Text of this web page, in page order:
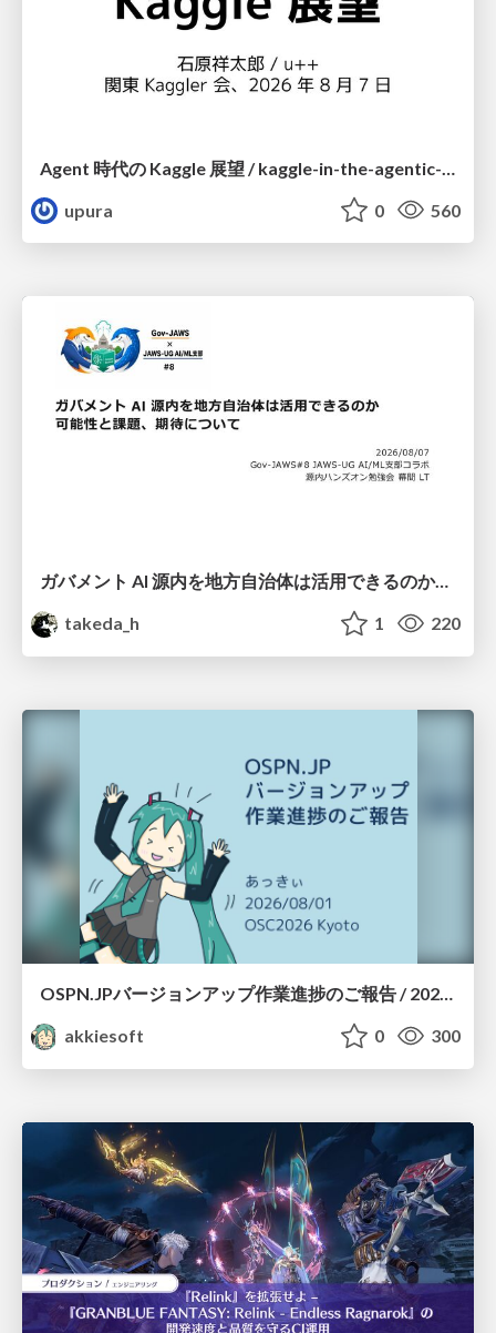
upura
0 560
ガバメント AI 源内を地方自治体は活用できるのか 可能性と課題、期待について
takeda_h
1 220
OSPN.JPバージョンアップ作業進捗のご報告 / 20260801-osc26kyoto
akkiesoft
0 300